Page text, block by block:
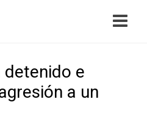
detenido e
a un